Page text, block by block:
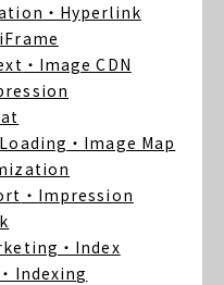
・Hyperlink
iFrame
・Image CDN
・Image Map
・Impression
・Index
・Indexing